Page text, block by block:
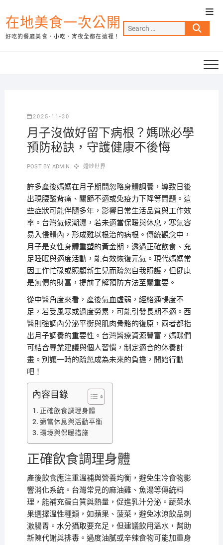
to
content
在地美食一次公開
好吃的餐廳美食、小吃、宵夜全都在這裡！
Search
…
2025-11-30
月子沒做好留下病根？媽咪必學
預防秘訣，守護健康不後悔
POST BY ADMIN 婚紗世界
許多產後媽媽在月子期間忽略身體調養，導致日後
出現腰酸背痛、關節不適或免疫力下降等問題。這
些症狀可能伴隨多年，影響日常生活品質與工作效
率。台灣氣候潮濕，若未適當保暖與休息，寒氣容
易入侵體內，形成難以根治的病根。傳統觀念中，
月子是女性身體重塑的黃金期，透過正確飲食、充
足睡眠與適度活動，能有效恢復元氣。現代媽媽常
因工作忙碌或照顧新生兒而疏忽自我照護，但健康
是無價的財富，提前了解預防方法至關重要。
從中醫角度來看，產後氣血虛弱，經絡通暢度不
足，若受風寒或過度勞累，可能引發長期不適。西
醫則強調內分泌平衡與肌肉骨骼的復原，兩者都指
出月子調養的重要性。台灣醫療資源豐富，媽咪們
可結合專業建議與個人習慣，制定適合的休養計
畫。別讓一時的疏忽成為未來的負擔，開始行動
吧！
內容目錄
正確飲食調理身體
適當休息與活動平衡
環境與保暖措施
正確飲食調理身體
產後飲食應注重溫補與營養均衡，避免生冷食物影
響消化系統。台灣常見的麻油雞、魚湯等傳統料
理，能補充蛋白質與熱量，促進乳汁分泌。蔬菜水
果選擇溫性種類，如蘋果、菠菜，避免冰涼飲品刺
激腸胃。水分攝取要充足，但建議飲用溫水，幫助
新陳代謝與排毒。過度油膩或辛辣食物可能加重身